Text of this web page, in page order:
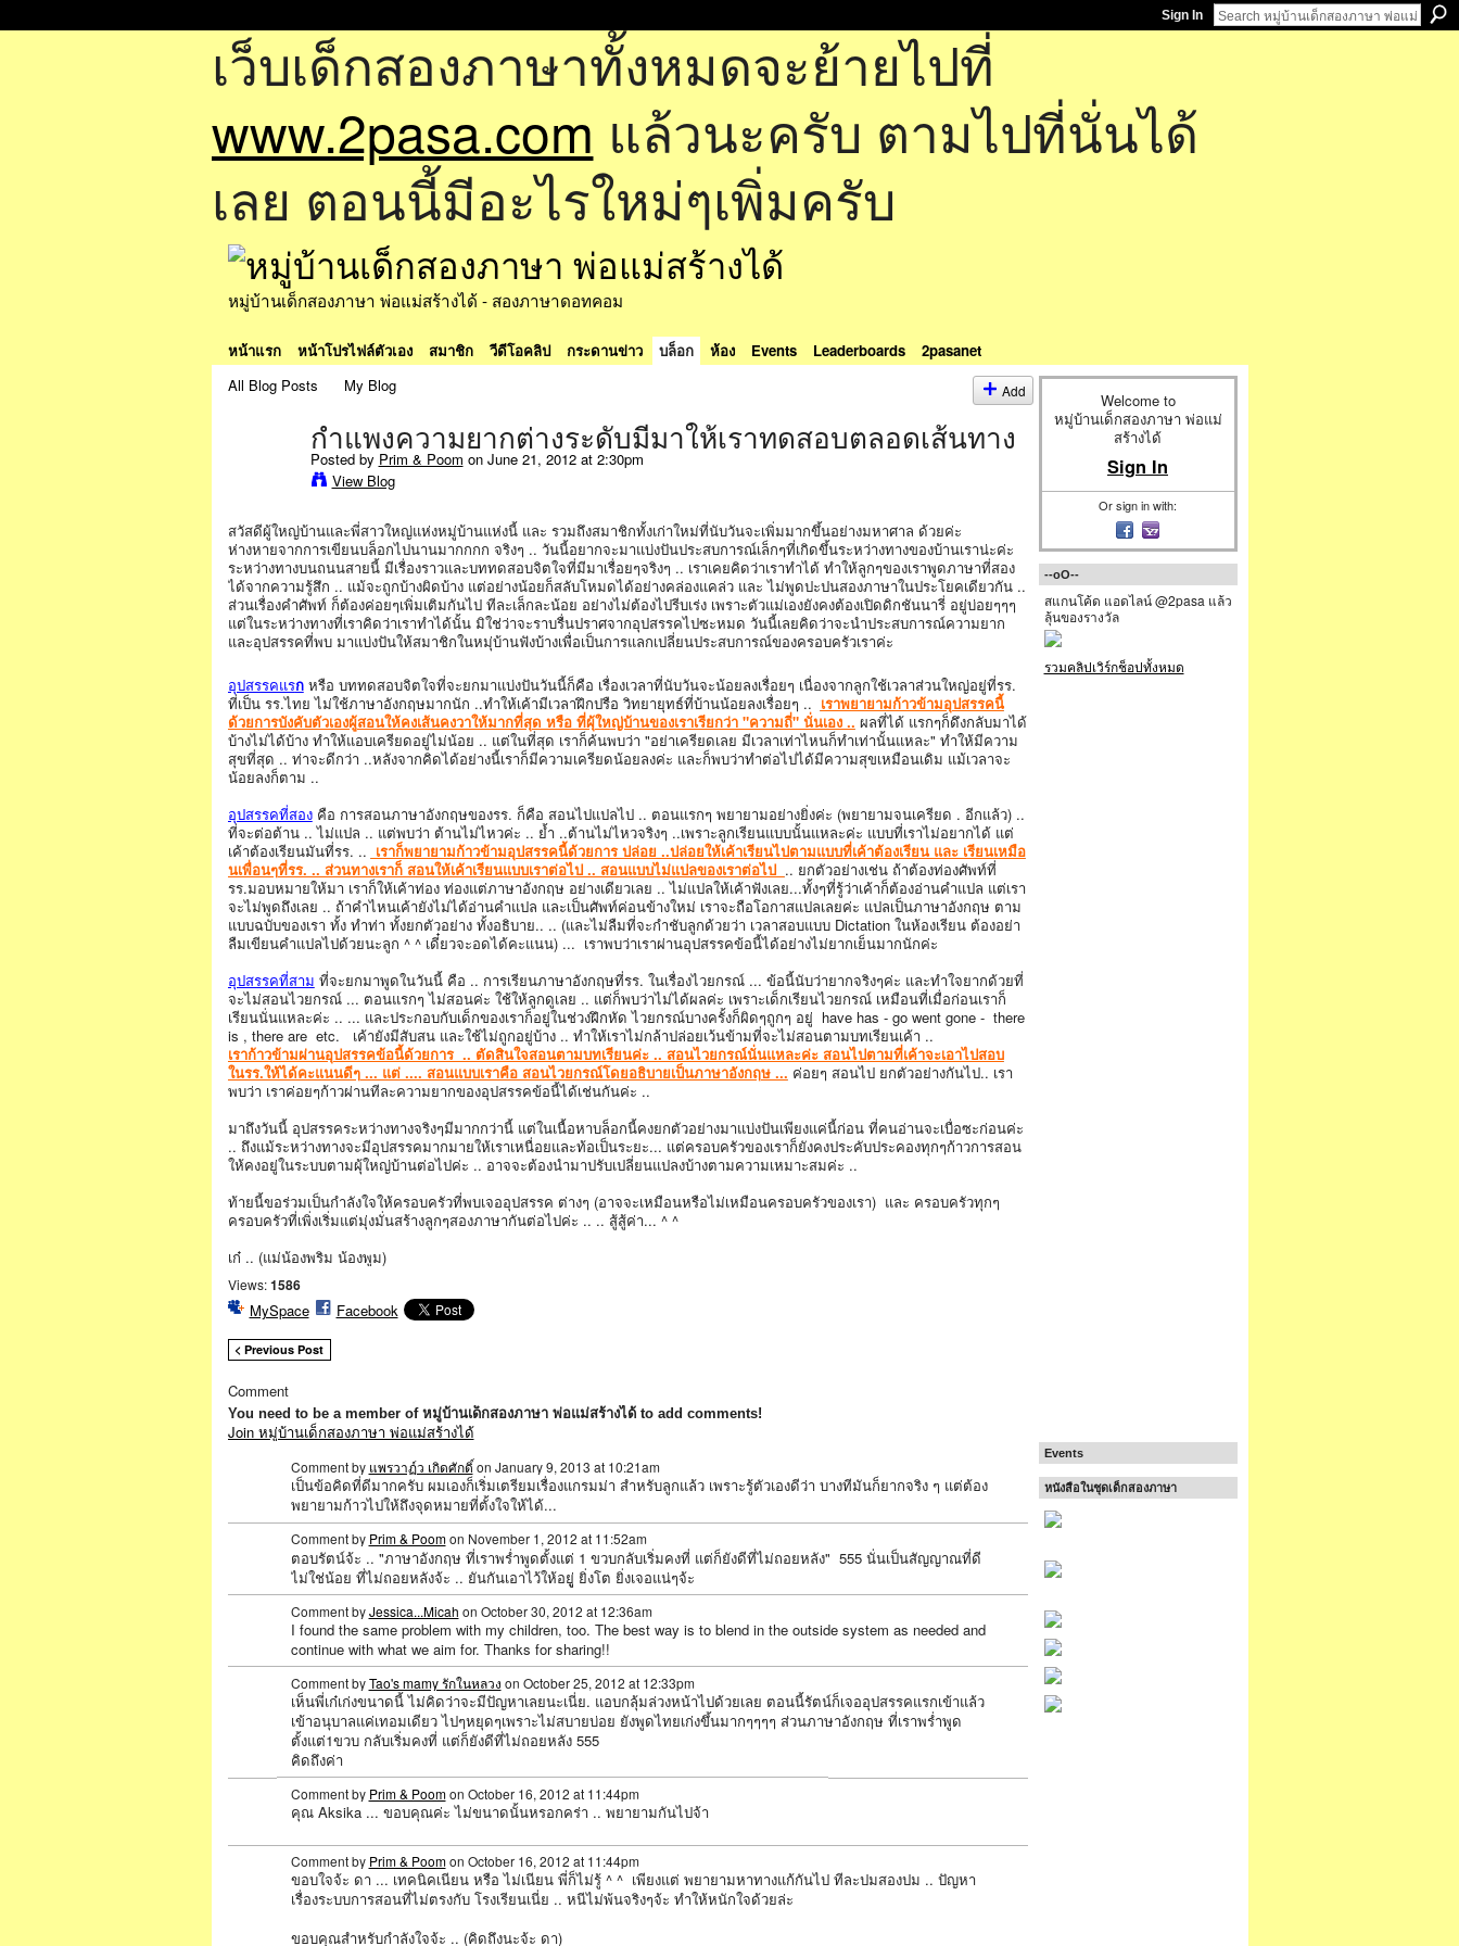
Sign In
เว็บเด็กสองภาษาทั้งหมดจะย้ายไปที่
www.2pasa.com แล้วนะครับ ตามไปที่นั่นได้
เลย ตอนนี้มีอะไรใหม่ๆเพิ่มครับ
หมู่บ้านเด็กสองภาษา พ่อแม่สร้างได้ - สองภาษาดอทคอม
หน้าแรก หน้าโปรไฟล์ตัวเอง สมาชิก วีดีโอคลิป กระดานข่าว บล็อก ห้อง Events Leaderboards
2pasanet
All Blog Posts
My Blog Add
กำแพงความยากต่างระดับมีมาให้เราทดสอบตลอดเส้นทาง
Posted by Prim & Poom on June 21, 2012 at 2:30pm
View Blog
สวัสดีผู้ใหญ่บ้านและพี่สาวใหญ่แห่งหมู่บ้านแห่งนี้ และ รวมถึงสมาชิกทั้งเก่าใหม่ที่นับวันจะเพิ่มมากขึ้นอย่างมหาศาล ด้วยค่ะ
ห่างหายจากการเขียนบล็อกไปนานมากกกก จริงๆ .. วันนี้อยากจะมาแบ่งปันประสบการณ์เล็กๆที่เกิดขึ้นระหว่างทางของบ้านเราน่ะค่ะ
ระหว่างทางบนถนนสายนี้ มีเรื่องราวและบททดสอบจิตใจที่มีมาเรื่อยๆจริงๆ .. เราเคยคิดว่าเราทำได้ ทำให้ลูกๆของเราพูดภาษาที่สอง
ได้จากความรู้สึก .. แม้จะถูกบ้างผิดบ้าง แต่อย่างน้อยก็สลับโหมดได้อย่างคล่องแคล่ว และ ไม่พูดปะปนสองภาษาในประโยคเดียวกัน ..
ส่วนเรื่องคำศัพท์ ก็ต้องค่อยๆเพิ่มเติมกันไป ทีละเล็กละน้อย อย่างไม่ต้องไปรีบเร่ง เพราะตัวแม่เองยังคงต้องเปิดดิกชันนารี่ อยู่บ่อยๆๆๆ
แต่ในระหว่างทางที่เราคิดว่าเราทำได้นั้น มิใช่ว่าจะราบรื่นปราศจากอุปสรรคไปซะหมด วันนี้เลยคิดว่าจะนำประสบการณ์ความยาก
และอุปสรรคที่พบ มาแบ่งปันให้สมาชิกในหมุ่บ้านฟังบ้างเพื่อเป็นการแลกเปลี่ยนประสบการณ์ของครอบครัวเราค่ะ
อุปสรรคแรกหรือ บททดสอบจิตใจที่จะยกมาแบ่งปันวันนี้ก็คือ เรื่องเวลาที่นับวันจะน้อยลงเรื่อยๆ เนื่องจากลูกใช้เวลาส่วนใหญ่อยู่ที่รร.
ที่เป็น รร.ไทย ไม่ใช้ภาษาอังกฤษมากนัก ..ทำให้เค้ามีเวลาฝึกปรือ วิทยายุทธ์ที่บ้านน้อยลงเรื่อยๆ .. เราพยายามก้าวข้ามอุปสรรคนี้
ด้วยการบังคับตัวเองผู้สอนให้คงเส้นคงวาให้มากที่สุด หรือ ที่ผุ้ใหญ่บ้านของเราเรียกว่า "ความถี่" นั่นเอง .. ผลที่ได้ แรกๆก็ดึงกลับมาได้
บ้างไม่ได้บ้าง ทำให้แอบเครียดอยู่ไม่น้อย .. แต่ในที่สุด เราก็ค้นพบว่า "อย่าเครียดเลย มีเวลาเท่าไหนก็ทำเท่านั้นแหละ" ทำให้มีความ
สุขที่สุด .. ท่าจะดีกว่า ..หลังจากคิดได้อย่างนี้เราก็มีความเครียดน้อยลงค่ะ และก็พบว่าทำต่อไปได้มีความสุขเหมือนเดิม แม้เวลาจะ
น้อยลงก็ตาม ..
อุปสรรคที่สองคือ การสอนภาษาอังกฤษของรร. ก็คือ สอนไปแปลไป .. ตอนแรกๆ พยายามอย่างยิ่งค่ะ (พยายามจนเครียด . อีกแล้ว) ..
ที่จะต่อต้าน .. ไม่แปล .. แต่พบว่า ต้านไม่ไหวค่ะ .. ย้ำ ..ต้านไม่ไหวจริงๆ ..เพราะลูกเรียนแบบนั้นแหละค่ะ แบบที่เราไม่อยากได้ แต่
เค้าต้องเรียนมันที่รร. .. เราก็พยายามก้าวข้ามอุปสรรคนี้ด้วยการ ปล่อย ..ปล่อยให้เค้าเรียนไปตามแบบที่เค้าต้องเรียน และ เรียนเหมือ
นเพื่อนๆที่รร. .. ส่วนทางเราก็ สอนให้เค้าเรียนแบบเราต่อไป .. สอนแบบไม่แปลของเราต่อไป .. ยกตัวอย่างเช่น ถ้าต้องท่องศัพท์ที่
รร.มอบหมายให้มา เราก็ให้เค้าท่อง ท่องแต่ภาษาอังกฤษ อย่างเดียวเลย .. ไม่แปลให้เค้าฟังเลย...ทั้งๆที่รู้ว่าเค้าก็ต้องอ่านคำแปล แต่เรา
จะไม่พูดถึงเลย .. ถ้าคำไหนเค้ายังไม่ได้อ่านคำแปล และเป็นศัพท์ค่อนข้างใหม่ เราจะถือโอกาสแปลเลยค่ะ แปลเป็นภาษาอังกฤษ ตาม
แบบฉบับของเรา ทั้ง ทำท่า ทั้งยกตัวอย่าง ทั้งอธิบาย.. .. (และไม่ลืมที่จะกำชับลูกด้วยว่า เวลาสอบแบบ Dictation ในห้องเรียน ต้องอย่า
ลืมเขียนคำแปลไปด้วยนะลูก ^ ^ เดี๋ยวจะอดได้คะแนน) ... เราพบว่าเราผ่านอุปสรรคข้อนี้ได้อย่างไม่ยากเย็นมากนักค่ะ
อุปสรรคที่สาม ที่จะยกมาพูดในวันนี้ คือ .. การเรียนภาษาอังกฤษที่รร. ในเรื่องไวยกรณ์ ... ข้อนี้นับว่ายากจริงๆค่ะ และทำใจยากด้วยที่
จะไม่สอนไวยกรณ์ ... ตอนแรกๆ ไม่สอนค่ะ ใช้ให้ลูกดูเลย .. แต่ก็พบว่าไม่ได้ผลค่ะ เพราะเด็กเรียนไวยกรณ์ เหมือนที่เมื่อก่อนเราก็
เรียนนั่นแหละค่ะ .. ... และประกอบกับเด็กของเราก็อยู่ในช่วงฝึกหัด ไวยกรณ์บางครั้งก็ผิดๆถูกๆ อยู่ have has - go went gone - there
is , there are etc. เค้ายังมีสับสน และใช้ไม่ถูกอยู่บ้าง .. ทำให้เราไม่กล้าปล่อยเว้นข้ามที่จะไม่สอนตามบทเรียนเค้า ..
เราก้าวข้ามผ่านอุปสรรคข้อนี้ด้วยการ .. ตัดสินใจสอนตามบทเรียนค่ะ .. สอนไวยกรณ์นั่นแหละค่ะ สอนไปตามที่เค้าจะเอาไปสอบ
ในรร.ให้ได้คะแนนดีๆ ... แต่ .... สอนแบบเราคือ สอนไวยกรณ์โดยอธิบายเป็นภาษาอังกฤษ ... ค่อยๆ สอนไป ยกตัวอย่างกันไป.. เรา
พบว่า เราค่อยๆก้าวผ่านทีละความยากของอุปสรรคข้อนี้ได้เช่นกันค่ะ ..
มาถึงวันนี้ อุปสรรคระหว่างทางจริงๆมีมากกว่านี้ แต่ในเนื้อหาบล็อกนี้คงยกตัวอย่างมาแบ่งปันเพียงแค่นี้ก่อน ที่คนอ่านจะเบื่อซะก่อนค่ะ
.. ถึงแม้ระหว่างทางจะมีอุปสรรคมากมายให้เราเหนื่อยและท้อเป็นระยะ... แต่ครอบครัวของเราก็ยังคงประคับประคองทุกๆก้าวการสอน
ให้คงอยู่ในระบบตามผุ้ใหญ่บ้านต่อไปค่ะ .. อาจจะต้องนำมาปรับเปลี่ยนแปลงบ้างตามความเหมาะสมค่ะ ..
ท้ายนี้ขอร่วมเป็นกำลังใจให้ครอบครัวที่พบเจออุปสรรค ต่างๆ (อาจจะเหมือนหรือไม่เหมือนครอบครัวของเรา) และ ครอบครัวทุกๆ
ครอบครัวที่เพิ่งเริ่มแต่มุ่งมั่นสร้างลูกๆสองภาษากันต่อไปค่ะ .. .. สู้สู้ค่า... ^ ^
เก๋ .. (แม่น้องพริม น้องพูม)
Views: 1586
MySpace Facebook
< Previous Post
Comment
You need to be a member of หมู่บ้านเด็กสองภาษา พ่อแม่สร้างได้ to add comments!
Join หมู่บ้านเด็กสองภาษา พ่อแม่สร้างได้
Comment by แพรวาฏ์ว เกิดศักดิ์on January 9, 2013 at 10:21am
เป็นข้อคิดที่ดีมากครับ ผมเองก็เริ่มเตรียมเรื่องแกรมม่า สำหรับลูกแล้ว เพราะรู้ตัวเองดีว่า บางทีมันก็ยากจริง ๆ แต่ต้อง
พยายามก้าวไปให้ถึงจุดหมายที่ตั้งใจให้ได้...
Comment by Prim & Poomon November 1, 2012 at 11:52am
ตอบรัตน์จ้ะ .. "ภาษาอังกฤษ ที่เราพร่ำพูดตั้งแต่ 1 ขวบกลับเริ่มคงที่ แต่ก็ยังดีที่ไม่ถอยหลัง" 555 นั่นเป็นสัญญาณที่ดี
ไม่ใช่น้อย ที่ไม่ถอยหลังจ้ะ .. ยันกันเอาไว้ให้อยูู่ ยิ่งโต ยิ่งเจอแน่ๆจ้ะ
Comment byJessica...Micah on October 30, 2012 at 12:36am
I found the same problem with my children, too. The best way is to blend in the outside system as needed and
continue with what we aim for. Thanks for sharing!!
Comment byTao's mamy รักในหลวง on October 25, 2012 at 12:33pm
เห็นพี่เก๋เก่งขนาดนี้ ไม่คิดว่าจะมีปัญหาเลยนะเนี่ย. แอบกลุ้มล่วงหน้าไปด้วยเลย ตอนนี้รัตน์ก็เจออุปสรรคแรกเข้าแล้ว
เข้าอนุบาลแค่เทอมเดียว ไปๆหยุดๆเพราะไม่สบายบ่อย ยังพูดไทยเก่งขึ้นมากๆๆๆๆ ส่วนภาษาอังกฤษ ที่เราพร่ำพูด
ตั้งแต่1ขวบ กลับเริ่มคงที่ แต่ก็ยังดีที่ไม่ถอยหลัง 555
คิดถึงค่า
Comment by Prim & Poomon October 16, 2012 at 11:44pm
คุณ Aksika ... ขอบคุณค่ะ ไม่ขนาดนั้นหรอกคร่า .. พยายามกันไปจ้า
Comment by Prim & Poomon October 16, 2012 at 11:44pm
ขอบใจจ้ะ ดา ... เทคนิคเนียน หรือ ไม่เนียน พี่ก็ไม่รู้ ^ ^ เพียงแต่ พยายามหาทางแก้กันไป ทีละปมสองปม .. ปัญหา
เรื่องระบบการสอนที่ไม่ตรงกับ โรงเรียนเนี่ย .. หนีไม่พ้นจริงๆจ้ะ ทำให้หนักใจด้วยล่ะ
ขอบคุณสำหรับกำลังใจจ้ะ .. (คิดถึงนะจ้ะ ดา)
Welcome to
หมู่บ้านเด็กสองภาษา พ่อแม่
สร้างได้
Sign In
Or sign in with:
--oO--
สแกนโค้ด แอดไลน์ @2pasa แล้ว
ลุ้นของรางวัล
รวมคลิปเวิร์กช็อปทั้งหมด
Events
หนังสือในชุดเด็กสองภาษา